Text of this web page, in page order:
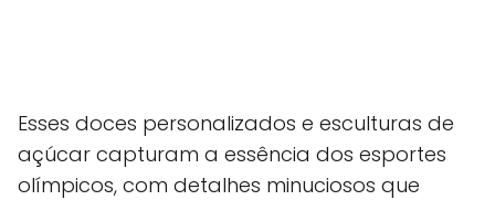
Esses doces personalizados e esculturas de
açúcar capturam a essência dos esportes
olímpicos, com detalhes minuciosos que